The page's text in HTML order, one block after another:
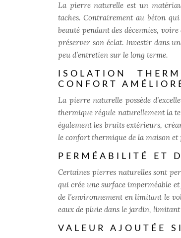
La pierre naturelle est un
taches. Contrairement au béton
beauté pendant des décennies,
préserver son éclat. Investir dans
peu d’entretien sur le long terme.
ISOLATION
CONFORT
La pierre naturelle possède
thermique régule naturellement la
également les bruits extérieurs,
le confort thermique de la maison
PERMÉABILITÉ ET
Certaines pierres naturelles sont
qui crée une surface imperméable
de l’environnement en limitant le
eaux de pluie dans le jardin, limitant
VALEUR AJOUTÉE